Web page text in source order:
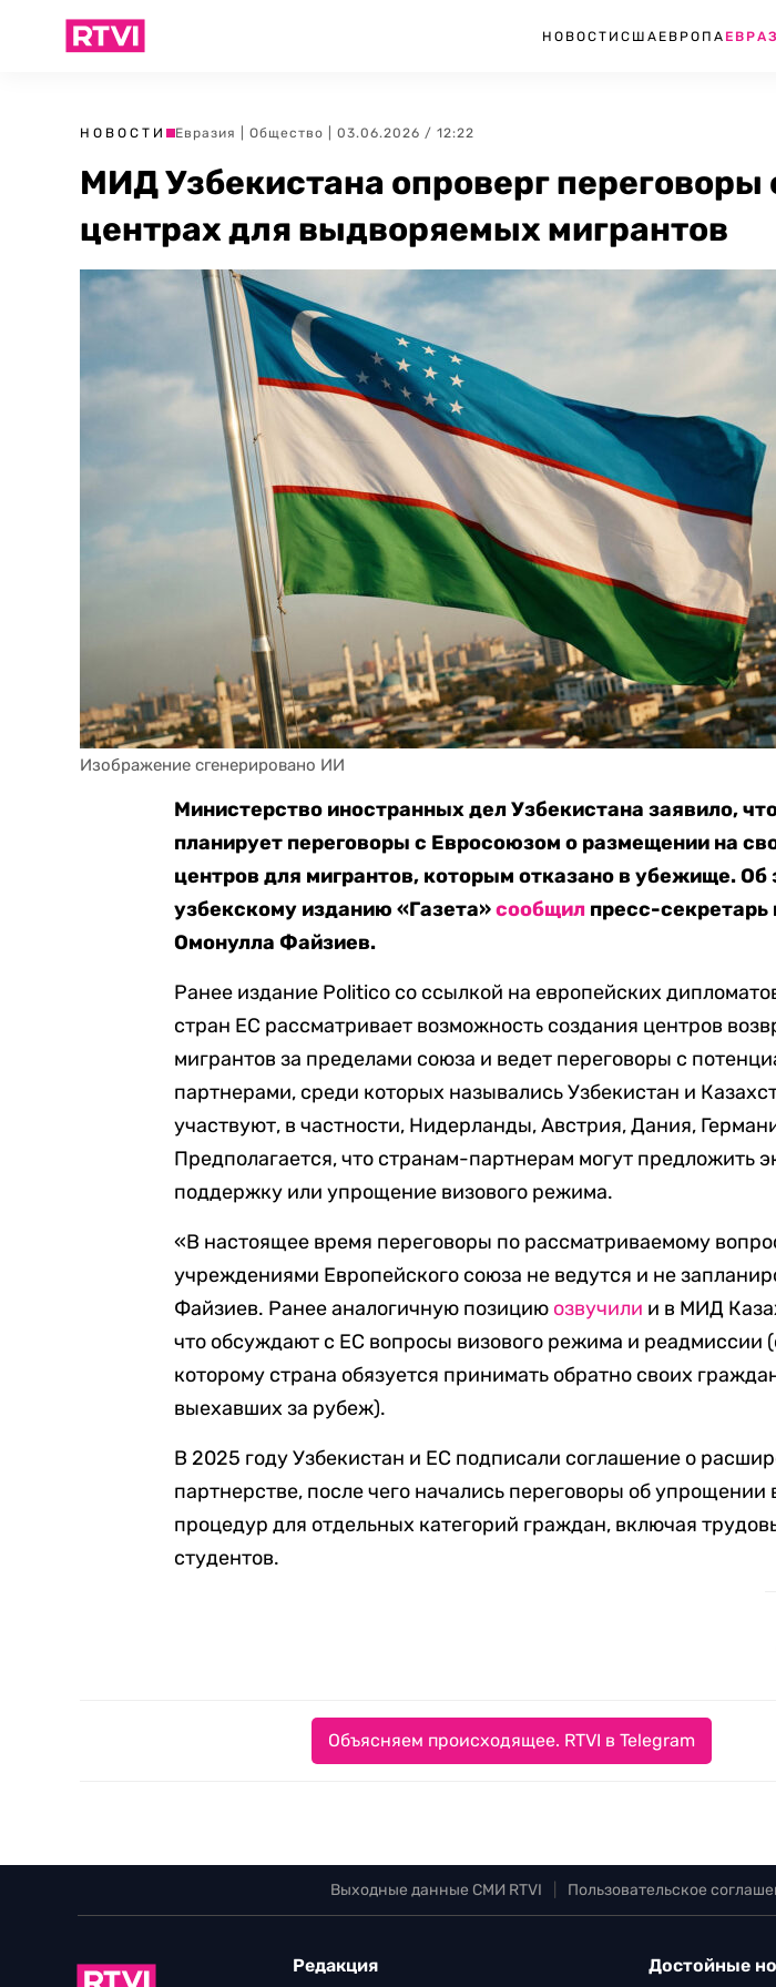
НОВОСТИ США ЕВРОПА
НОВОСТИ Евразия Общество | 03.06.2026 / 12:22
МИД Узбекистана опроверг переговоры
центрах для выдворяемых мигрантов
Изображение сгенерировано ИИ
Министерство иностранных дел Узбекистана заявило,
планирует переговоры с Евросоюзом о размещении на
центров для мигрантов, которым отказано в убежище. Об
узбекскому изданию «Газета»сообщил пресс-секретарь
Омонулла Файзиев.
Ранее издание Politico со ссылкой на европейских
стран ЕС рассматривает возможность создания центров
мигрантов за пределами союза и ведет переговоры с
партнерами, среди которых назывались Узбекистан и
участвуют, в частности, Нидерланды, Австрия, Дания,
Предполагается, что странам-партнерам могут предложить
поддержку или упрощение визового режима.
«В настоящее время переговоры по рассматриваемому
учреждениями Европейского союза не ведутся и не
Файзиев. Ранее аналогичную позицию озвучили и в МИД
что обсуждают с ЕС вопросы визового режима и реадмиссии
которому страна обязуется принимать обратно своих
выехавших за рубеж).
В 2025 году Узбекистан и ЕС подписали соглашение о
партнерстве, после чего начались переговоры об упрощении
процедур для отдельных категорий граждан, включая
студентов.
Объясняем происходящее. RTVI в Telegram
Выходные данные СМИ RTVI Пользовательское
Редакция Достойные